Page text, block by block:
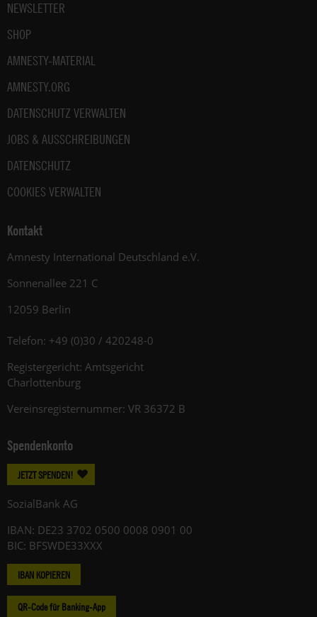
NEWSLETTER
SHOP
AMNESTY-MATERIAL
AMNESTY.ORG
DATENSCHUTZ VERWALTEN
JOBS & AUSSCHREIBUNGEN
DATENSCHUTZ
COOKIES VERWALTEN
Kontakt
Amnesty International Deutschland e.V.
Sonnenallee 221 C
12059 Berlin
Telefon: +49 (0)30 / 420248-0
Registergericht: Amtsgericht
Charlottenburg
Vereinsregisternummer: VR 36372 B
Spendenkonto
JETZT SPENDEN!
SozialBank AG
IBAN: DE23 3702 0500 0008 0901 00
BIC: BFSWDE33XXX
IBAN KOPIEREN
QR-Code für Banking-App